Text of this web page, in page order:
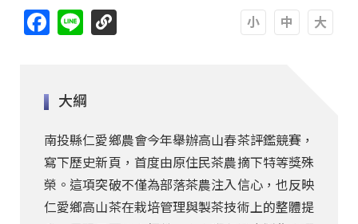
Facebook
Line
大綱
南投縣仁愛鄉農會今年舉辦高山春茶評鑑競賽，
寫下歷史新頁，首度由原住民茶農摘下特等獎殊
榮。這項突破不僅為部落茶農注入信心，也反映
仁愛鄉高山茶在栽培管理與製茶技術上的整體提